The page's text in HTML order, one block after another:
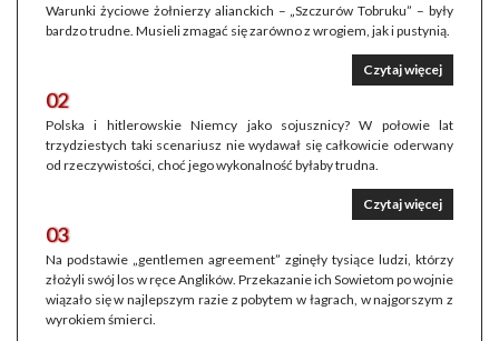
Warunki życiowe żołnierzy alianckich – „Szczurów Tobruku” – były
bardzo trudne. Musieli zmagać się zarówno z wrogiem, jak i pustynią.
Czytaj więcej
02
Polska i hitlerowskie Niemcy jako sojusznicy? W połowie lat
trzydziestych taki scenariusz nie wydawał się całkowicie oderwany
od rzeczywistości, choć jego wykonalność byłaby trudna.
Czytaj więcej
03
Na podstawie „gentlemen agreement” zginęły tysiące ludzi, którzy
złożyli swój los w ręce Anglików. Przekazanie ich Sowietom po wojnie
wiązało się w najlepszym razie z pobytem w łagrach, w najgorszym z
wyrokiem śmierci.